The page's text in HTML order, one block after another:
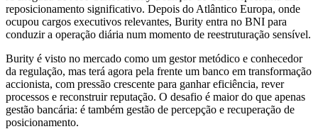
reposicionamento significativo. Depois do Atlântico Europa, onde
ocupou cargos executivos relevantes, Burity entra no BNI para
conduzir a operação diária num momento de reestruturação sensível.
Burity é visto no mercado como um gestor metódico e conhecedor
da regulação, mas terá agora pela frente um banco em transformação
accionista, com pressão crescente para ganhar eficiência, rever
processos e reconstruir reputação. O desafio é maior do que apenas
gestão bancária: é também gestão de percepção e recuperação de
posicionamento.